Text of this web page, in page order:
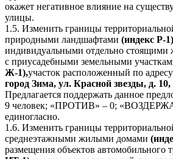
окажет негативное влияние на
улицы.
1.5. Изменить границы
природными ландшафтами (индекс Р-1)
индивидуальными отдельно
с приусадебными земельными
Ж-1),участок расположенный по
город Зима, ул. Красной звезды, д. 10,
Предлагается поддержать данное
9 человек; «ПРОТИВ» – 0;
единогласно.
1.6. Изменить границы
среднеэтажными жилыми домами
размещения объектов автомобильного